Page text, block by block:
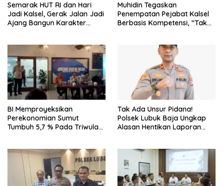
Semarak HUT RI dan Hari
Jadi Kalsel, Gerak Jalan Jadi
Ajang Bangun Karakter
Muhidin Tegaskan
Penempatan Pejabat Kalsel
Berbasis Kompetensi, “Tak
BI Memproyeksikan
Perekonomian Sumut
Tumbuh 5,7 % Pada Triwulan
Tak Ada Unsur Pidana!
Polsek Lubuk Baja Ungkap
Alasan Hentikan Laporan